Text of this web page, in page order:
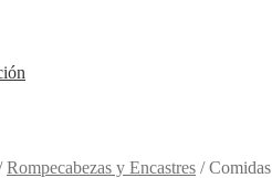
Rompecabezas y Encastres /Comidas